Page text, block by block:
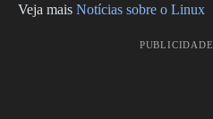
Veja mais Notícias sobre o Linux
PUBLICIDADE